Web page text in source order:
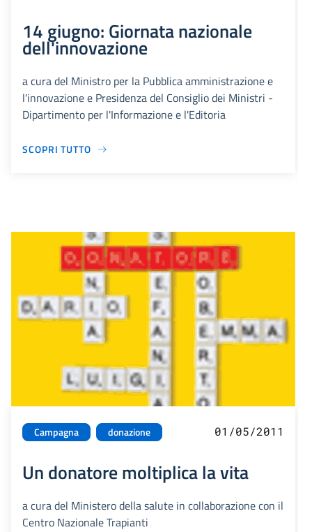
14 giugno: Giornata nazionale
dell'innovazione
a cura del Ministro per la Pubblica amministrazione e
l'innovazione e Presidenza del Consiglio dei Ministri -
Dipartimento per l'Informazione e l'Editoria
SCOPRI TUTTO
Campagna donazione 01/05/2011
Un donatore moltiplica la vita
a cura del Ministero della salute in collaborazione con il
Centro Nazionale Trapianti